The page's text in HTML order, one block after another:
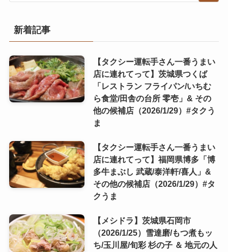
新着記事
【タクシー運転手さん一番うまい
店に連れてって】茨城県つくば
「レストラン フライパン/いちむ
ら食堂/田舎の台所 零壱」& その
他の候補店（2026/1/29）#タクう
ま
【タクシー運転手さん一番うまい
店に連れてって】福岡県博多「博
多牛まぶし 武蔵/泰洋軒/喜人」&
その他の候補店（2026/1/29）#タ
クうま
【メシドラ】茨城県石岡市
（2026/1/25）雪達磨/もつ煮もッ
ち/玉川屋/旬彩 杉の子 ＆ 地元の人